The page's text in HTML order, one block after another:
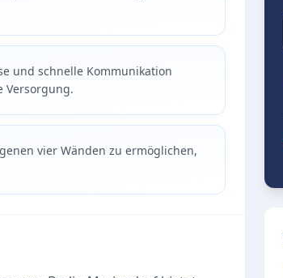
und schnelle Kommunikation
Versorgung.
vier Wänden zu ermöglichen,